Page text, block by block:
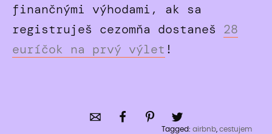
finančnými výhodami, ak sa
registruješ cezomňa dostaneš 28
euríčok na prvý výlet !
Tagged:airbnb ,cestujem